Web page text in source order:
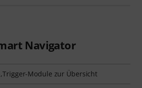
Navigator
Module zur Übersicht